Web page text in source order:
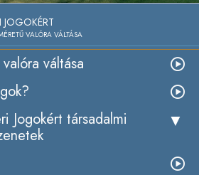
JOGOKÉRT
VALÓRA VÁLTÁSA
váltása
Jogokért társadalmi